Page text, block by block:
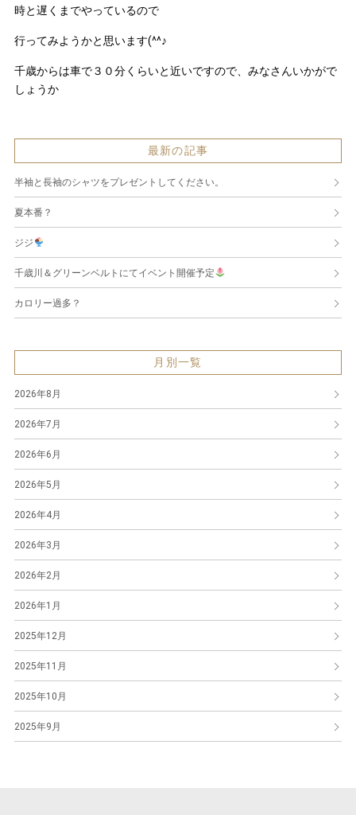
時と遅くまでやっているので
行ってみようかと思います(^^♪
千歳からは車で３０分くらいと近いですので、みなさんいかがで
しょうか
最新の記事
半袖と長袖のシャツをプレゼントしてください。
夏本番？
ジジ
千歳川＆グリーンベルトにてイベント開催予定
カロリー過多？
月別一覧
2026年8月
2026年7月
2026年6月
2026年5月
2026年4月
2026年3月
2026年2月
2026年1月
2025年12月
2025年11月
2025年10月
2025年9月